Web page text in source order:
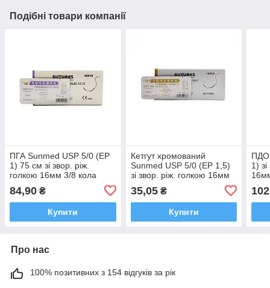
Подібні товари компанії
ПГА Sunmed USP 5/0 (EP
1) 75 см зі звор. ріж.
голкою 16мм 3/8 кола
84,90 ₴
Купити
Кетгут хромований
Sunmed USP 5/0 (EP 1,5)
зі звор. ріж. голкою 16мм
35,05₴
Купити
ПДО
1)
Про нас
100% позитивних з 154 відгуків за рік